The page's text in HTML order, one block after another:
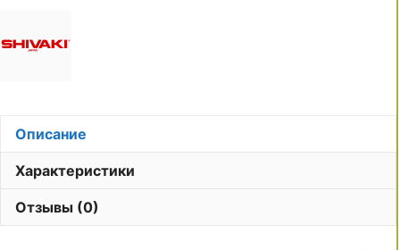
Описание
Характеристики
Отзывы (0)